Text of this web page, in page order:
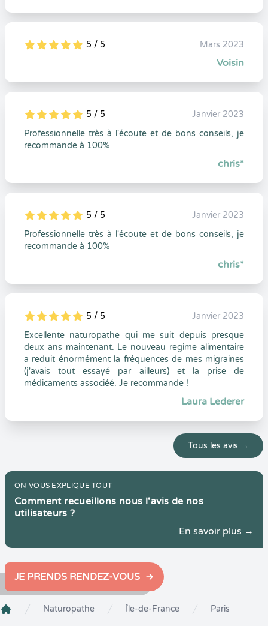
5
1
5
0 5 / 5 Mars 2023
Voisin
5
1
5
0 5 / 5
Janvier 2023
Professionnelle très à l'écoute et de bons conseils, je
recommande à 100%
chris*
5
1
5
0 5 / 5
Janvier 2023
Professionnelle très à l'écoute et de bons conseils, je
recommande à 100%
chris*
5
1
5
0 5 / 5
Janvier 2023
Excellente naturopathe qui me suit depuis presque
deux ans maintenant. Le nouveau regime alimentaire
a reduit énormément la fréquences de mes migraines
(j'avais tout essayé par ailleurs) et la prise de
médicaments associéé. Je recommande !
Laura Lederer
Tous les avis →
ON VOUS EXPLIQUE TOUT
Comment recueillons nous l'avis de nos
utilisateurs ?
En savoir plus →
JE PRENDS RENDEZ-VOUS
Naturopathe Île-de-France Paris